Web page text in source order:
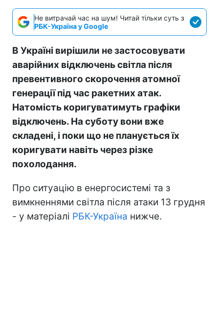
Не витрачай час на шум! Читай тільки суть з
РБК-Україна у Google
В Україні вирішили не застосовувати
аварійних відключень світла після
превентивного скорочення атомної
генерації під час ракетних атак.
Натомість коригуватимуть графіки
відключень. На суботу вони вже
складені, і поки що не планується їх
коригувати навіть через різке
похолодання.
Про ситуацію в енергосистемі та з
вимкненнями світла після атаки 13 грудня
- у матеріалі РБК-Україна нижче.